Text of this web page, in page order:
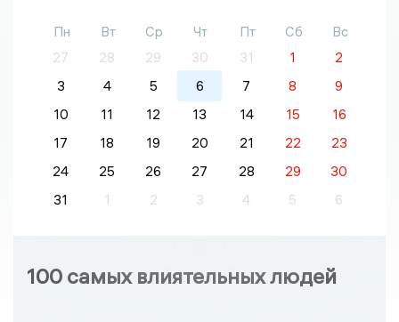
Пн Вт Ср Чт Пт Сб
Вс
27
28 29 30 31 1
2
3
4 5 6 7 8
9
10
11 12 13 14 15
16
17
18 19 20 21 22
23
24
25 26 27 28 29
30
31
1 2 3 4 5 6
100 самых влиятельных людей